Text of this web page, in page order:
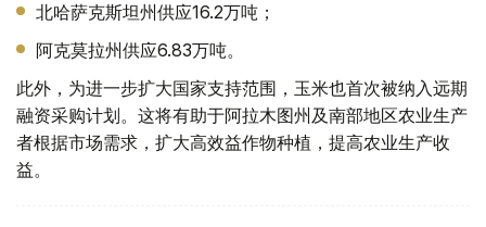
北哈萨克斯坦州供应16.2万吨；
阿克莫拉州供应6.83万吨。
此外，为进一步扩大国家支持范围，玉米也首次被纳入远期
融资采购计划。这将有助于阿拉木图州及南部地区农业生产
者根据市场需求，扩大高效益作物种植，提高农业生产收
益。